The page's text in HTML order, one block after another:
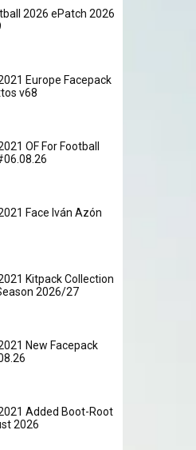
2026 ePatch 2026
Europe Facepack
v68
OF For Football
Face Iván Azón
Kitpack Collection
2026/27
New Facepack
Added Boot-Root
2026